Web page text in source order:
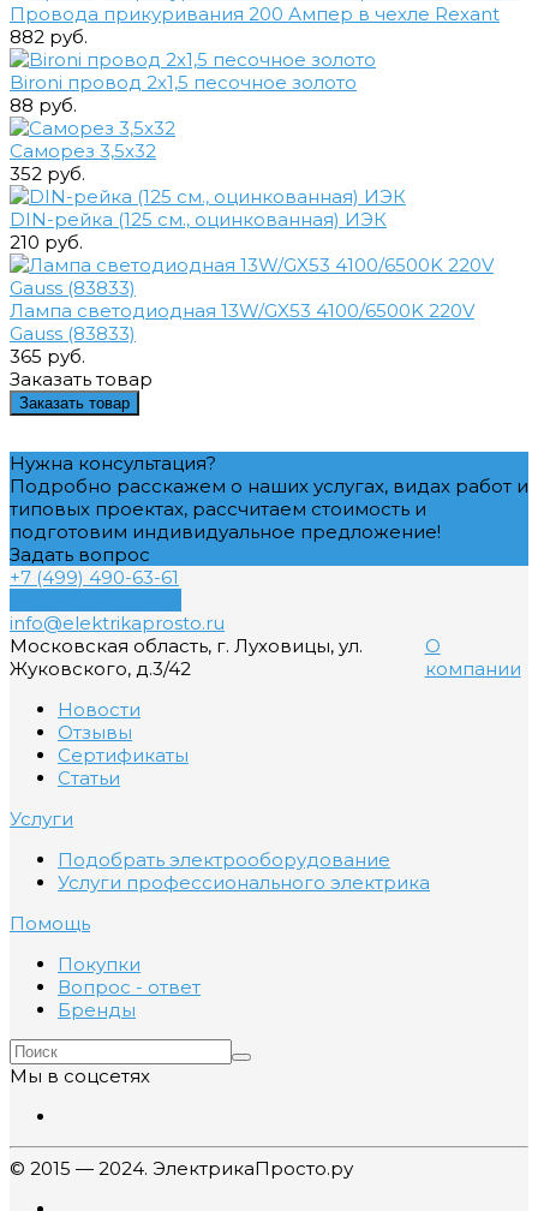
Провода прикуривания 200 Ампер в чехле Rexant
882 руб.
Bironi провод 2х1,5 песочное золото
88 руб.
Саморез 3,5х32
352 руб.
DIN-рейка (125 см., оцинкованная) ИЭК
210 руб.
Лампа светодиодная 13W/GX53 4100/6500K 220V
Gauss (83833)
365 руб.
Заказать товар
Заказать товар
Нужна консультация?
Подробно расскажем о наших услугах, видах работ и
типовых проектах, рассчитаем стоимость и
подготовим индивидуальное предложение!
Задать вопрос
+7 (499) 490-63-61
info@elektrikaprosto.ru
Московская область, г. Луховицы, ул.
Жуковского, д.3/42
О
компании
Новости
Отзывы
Сертификаты
Статьи
Услуги
Подобрать электрооборудование
Услуги профессионального электрика
Помощь
Покупки
Вопрос - ответ
Бренды
Мы в соцсетях
© 2015 — 2024. ЭлектрикаПросто.ру